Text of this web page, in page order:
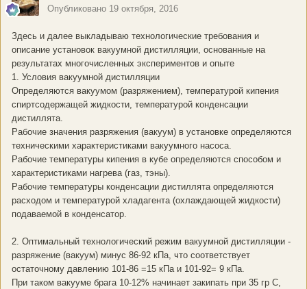
Опубликовано 19 октября, 2016
Здесь и далее выкладываю технологические требования и
описание установок вакуумной дистилляции, основанные на
результатах многочисленных экспериментов и опыте
1. Условия вакуумной дистилляции
Определяются вакуумом (разряжением), температурой кипения
спиртсодержащей жидкости, температурой конденсации
дистиллята.
Рабочие значения разряжения (вакуум) в установке определяются
техническими характеристиками вакуумного насоса.
Рабочие температуры кипения в кубе определяются способом и
характеристиками нагрева (газ, тэны).
Рабочие температуры конденсации дистиллята определяются
расходом и температурой хладагента (охлаждающей жидкости)
подаваемой в конденсатор.
2. Оптимальный технологический режим вакуумной дистилляции -
разряжение (вакуум) минус 86-92 кПа, что соответствует
остаточному давлению 101-86 =15 кПа и 101-92= 9 кПа.
При таком вакууме брага 10-12% начинает закипать при 35 гр С,